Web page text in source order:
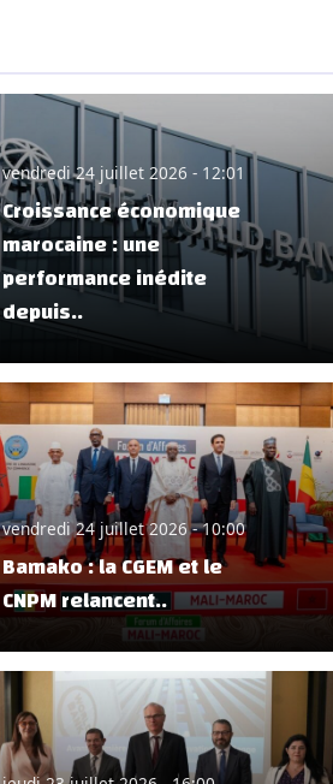
vendredi 24 juillet 2026 - 12:01
Croissance économique
marocaine : une
performance inédite
depuis..
vendredi 24 juillet 2026 - 10:00
Bamako : la CGEM et le
CNPM relancent..